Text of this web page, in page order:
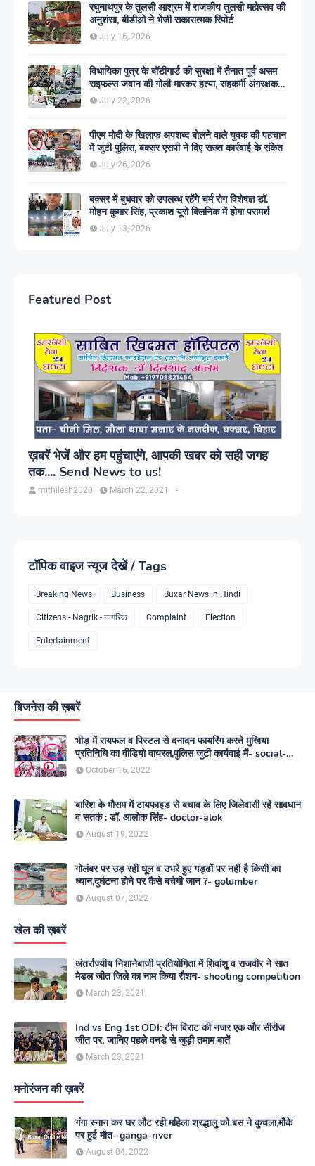
रघुनाथपुर के तुलसी आश्रम में राजकीय तुलसी महोत्सव की
अनुशंसा, बीडीओ ने भेजी सकारात्मक रिपोर्ट
July 16, 2026
विधायिका पुत्र के बॉडीगार्ड की सुरक्षा में तैनात पूर्व असम
राइफल्स जवान की गोली मारकर हत्या, सहकर्मी अंगरक्षक
गिरफ्तार
July 22, 2026
पीएम मोदी के खिलाफ अपशब्द बोलने वाले युवक की पहचान
में जुटी पुलिस, बक्सर एसपी ने दिए सख्त कार्रवाई के संकेत
July 26, 2026
बक्सर में बुधवार को उपलब्ध रहेंगे चर्म रोग विशेषज्ञ डॉ.
मोहन कुमार सिंह, प्रकाश यूरो क्लिनिक में होगा परामर्श
July 13, 2026
Featured Post
ख़बरें भेजें और हम पहुंचाएंगे, आपकी खबर को सही जगह
तक.... Send News to us!
mithilesh2020 -
March 22, 2021
टॉपिक वाइज न्यूज देखें / Tags
Breaking News Business Buxar News in Hindi
Citizens - Nagrik - नागरिक Complaint Election
Entertainment
बिजनेस की ख़बरें
भीड़ में रायफल व पिस्टल से दनादन फायरिंग करते मुखिया
प्रतिनिधि का वीडियो वायरल,पुलिस जुटी कार्यवाई में- social-
media
October 16, 2022
बारिश के मौसम में टायफाइड से बचाव के लिए जिलेवासी रहें सावधान
व सतर्क : डॉ. आलोक सिंह- doctor-alok
August 19, 2022
गोलंबर पर उड़ रही धूल व उभरे हुए गड्ढों पर नही है किसी का
ध्यान,दुर्घटना होने पर कैसे बचेगी जान ?- golumber
August 07, 2022
खेल की ख़बरें
अंतर्राज्यीय निशानेबाजी प्रतियोगिता में शिवांशु व राजवीर ने सात
मेडल जीत जिले का नाम किया रौशन- shooting competition
March 23, 2021
Ind vs Eng 1st ODI: टीम विराट की नजर एक और सीरीज
जीत पर, जानिए पहले वनडे से जुड़ी तमाम बातें
March 23, 2021
मनोरंजन की ख़बरें
गंगा स्नान कर घर लौट रही महिला श्रद्धालु को बस ने कुचला,मौके
पर हुई मौत- ganga-river
August 04, 2022